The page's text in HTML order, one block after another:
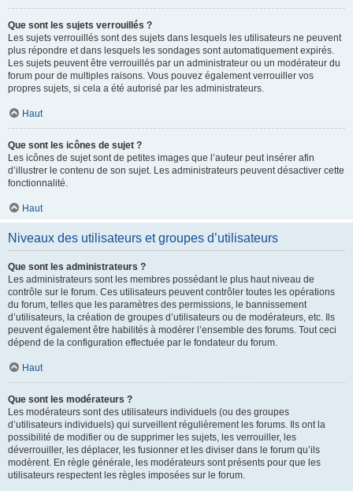
Que sont les sujets verrouillés ?
Les sujets verrouillés sont des sujets dans lesquels les utilisateurs ne peuvent
plus répondre et dans lesquels les sondages sont automatiquement expirés.
Les sujets peuvent être verrouillés par un administrateur ou un modérateur du
forum pour de multiples raisons. Vous pouvez également verrouiller vos
propres sujets, si cela a été autorisé par les administrateurs.
Haut
Que sont les icônes de sujet ?
Les icônes de sujet sont de petites images que l’auteur peut insérer afin
d’illustrer le contenu de son sujet. Les administrateurs peuvent désactiver cette
fonctionnalité.
Haut
Niveaux des utilisateurs et groupes d’utilisateurs
Que sont les administrateurs ?
Les administrateurs sont les membres possédant le plus haut niveau de
contrôle sur le forum. Ces utilisateurs peuvent contrôler toutes les opérations
du forum, telles que les paramètres des permissions, le bannissement
d’utilisateurs, la création de groupes d’utilisateurs ou de modérateurs, etc. Ils
peuvent également être habilités à modérer l’ensemble des forums. Tout ceci
dépend de la configuration effectuée par le fondateur du forum.
Haut
Que sont les modérateurs ?
Les modérateurs sont des utilisateurs individuels (ou des groupes
d’utilisateurs individuels) qui surveillent régulièrement les forums. Ils ont la
possibilité de modifier ou de supprimer les sujets, les verrouiller, les
déverrouiller, les déplacer, les fusionner et les diviser dans le forum qu’ils
modèrent. En règle générale, les modérateurs sont présents pour que les
utilisateurs respectent les règles imposées sur le forum.